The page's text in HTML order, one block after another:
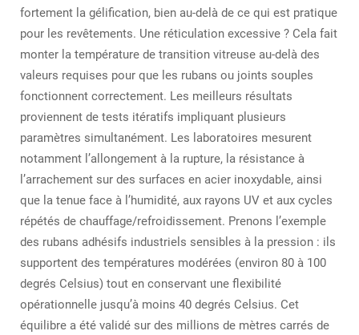
fortement la gélification, bien au-delà de ce qui est pratique
pour les revêtements. Une réticulation excessive ? Cela fait
monter la température de transition vitreuse au-delà des
valeurs requises pour que les rubans ou joints souples
fonctionnent correctement. Les meilleurs résultats
proviennent de tests itératifs impliquant plusieurs
paramètres simultanément. Les laboratoires mesurent
notamment l’allongement à la rupture, la résistance à
l’arrachement sur des surfaces en acier inoxydable, ainsi
que la tenue face à l’humidité, aux rayons UV et aux cycles
répétés de chauffage/refroidissement. Prenons l’exemple
des rubans adhésifs industriels sensibles à la pression : ils
supportent des températures modérées (environ 80 à 100
degrés Celsius) tout en conservant une flexibilité
opérationnelle jusqu’à moins 40 degrés Celsius. Cet
équilibre a été validé sur des millions de mètres carrés de